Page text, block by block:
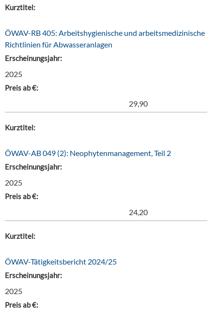
Kurztitel:
ÖWAV-RB 405: Arbeitshygienische und arbeitsmedizinische
Richtlinien für Abwasseranlagen
Erscheinungsjahr:
2025
Preis ab €:
29,90
Kurztitel:
ÖWAV-AB 049 (2): Neophytenmanagement, Teil 2
Erscheinungsjahr:
2025
Preis ab €:
24,20
Kurztitel:
ÖWAV-Tätigkeitsbericht 2024/25
Erscheinungsjahr:
2025
Preis ab €: